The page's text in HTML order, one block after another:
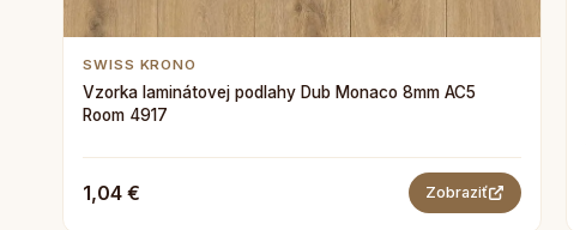
SWISS KRONO
Vzorka laminátovej podlahy Dub Monaco 8mm AC5
Room 4917
1,04 € Zobraziť